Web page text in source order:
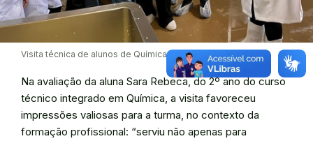
Visita técnica de alunos de Química à indústria de laticínios
Na avaliação da aluna Sara Rebeca, do 2º ano do curso
técnico integrado em Química, a visita favoreceu
impressões valiosas para a turma, no contexto da
formação profissional: “serviu não apenas para